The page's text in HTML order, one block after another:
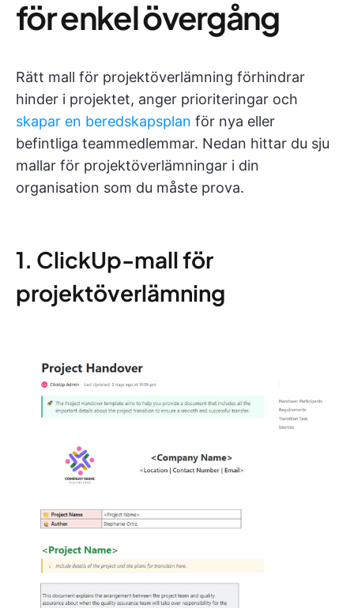
för enkel övergång
Rätt mall för projektöverlämning förhindrar
hinder i projektet, anger prioriteringar och
skapar en beredskapsplan för nya eller
befintliga teammedlemmar. Nedan hittar du sju
mallar för projektöverlämningar i din
organisation som du måste prova.
1. ClickUp-mall för
projektöverlämning